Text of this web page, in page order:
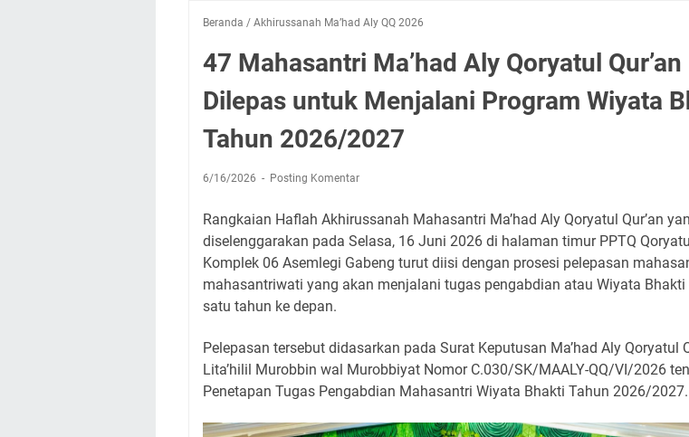
Beranda / Akhirussanah Ma’had Aly QQ 2026
47 Mahasantri Ma’had Aly Qoryatul Qur’an
Dilepas untuk Menjalani Program Wiyata
Tahun 2026/2027
6/16/2026 Posting Komentar
Rangkaian Haflah Akhirussanah Mahasantri Ma’had Aly Qoryatul Qur’an
diselenggarakan pada Selasa, 16 Juni 2026 di halaman timur PPTQ
Komplek 06 Asemlegi Gabeng turut diisi dengan prosesi pelepasan
mahasantriwati yang akan menjalani tugas pengabdian atau Wiyata Bhakti
satu tahun ke depan.
Pelepasan tersebut didasarkan pada Surat Keputusan Ma’had Aly Qoryatul
Lita’hilil Murobbin wal Murobbiyat Nomor C.030/SK/MAALY-QQ/VI/2026
Penetapan Tugas Pengabdian Mahasantri Wiyata Bhakti Tahun 2026/2027.